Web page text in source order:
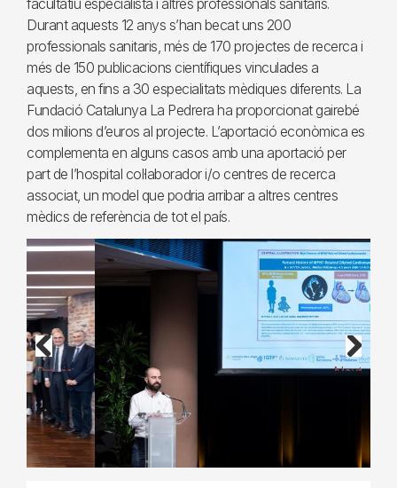
facultatiu especialista i altres professionals sanitaris.
Durant aquests 12 anys s’han becat uns 200
professionals sanitaris, més de 170 projectes de recerca i
més de 150 publicacions científiques vinculades a
aquests, en fins a 30 especialitats mèdiques diferents. La
Fundació Catalunya La Pedrera ha proporcionat gairebé
dos milions d’euros al projecte. L’aportació econòmica es
complementa en alguns casos amb una aportació per
part de l’hospital col·laborador i/o centres de recerca
associat, un model que podria arribar a altres centres
mèdics de referència de tot el país.
Previous Next